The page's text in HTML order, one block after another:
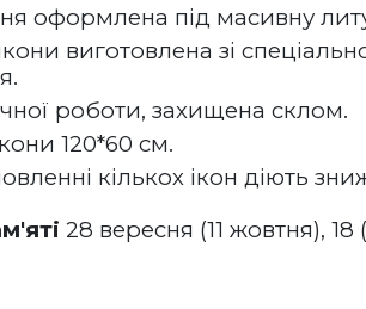
оформлена під масивну
виготовлена зі
роботи, захищена склом.
120*60 см.
кількох ікон діють
28 вересня (11 жовтня), 18